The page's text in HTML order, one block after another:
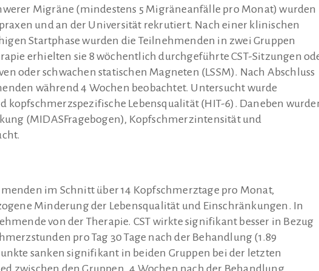
Migräne (mindestens 5 Migräneanfälle pro Monat) wurden
und an der Universität rekrutiert. Nach einer klinischen
Startphase wurden die Teilnehmenden in zwei Gruppen
erhielten sie 8 wöchentlich durchgeführte CST-Sitzungen
oder schwachen statischen Magneten (LSSM). Nach Abschluss
während 4 Wochen beobachtet. Untersucht wurde
kopfschmerzspezifische Lebensqualität (HIT-6). Daneben
(MIDASFragebogen), Kopfschmerzintensität und
im Schnitt über 14 Kopfschmerztage pro Monat,
Minderung der Lebensqualität und Einschränkungen. In
von der Therapie. CST wirkte signifikant besser in Bezug
pro Tag 30 Tage nach der Behandlung (1.89
sanken signifikant in beiden Gruppen bei der letzten
zwischen den Gruppen. 4 Wochen nach der Behandlung